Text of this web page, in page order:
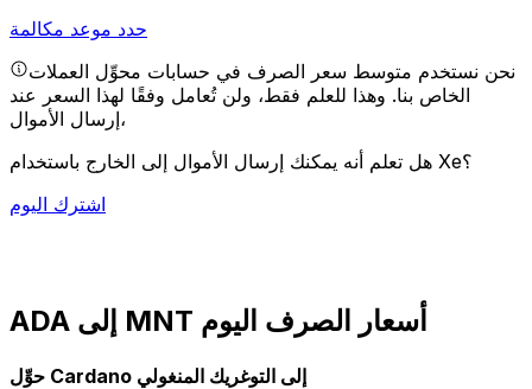
حدد موعد مكالمة
نحن نستخدم متوسط سعر الصرف في حسابات محوِّل العملات
الخاص بنا. وهذا للعلم فقط، ولن تُعامل وفقًا لهذا السعر عند
إرسال الأموال،
هل تعلم أنه يمكنك إرسال الأموال إلى الخارج باستخدام Xe؟
اشترك اليوم
ADA إلى MNT أسعار الصرف اليوم
حوِّل Cardano إلى التوغريك المنغولي